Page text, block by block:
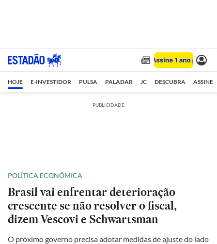
HOJE E-INVESTIDOR PULSA PALADAR JC DESCUBRA ASSINE
PUBLICIDADE
POLÍTICA ECONÔMICA
Brasil vai enfrentar deterioração
crescente se não resolver o fiscal,
dizem Vescovi e Schwartsman
O próximo governo precisa adotar medidas de ajuste do lado